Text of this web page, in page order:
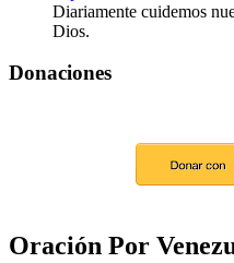
Diariamente cuidemos
Dios.
Donaciones
Oración Por